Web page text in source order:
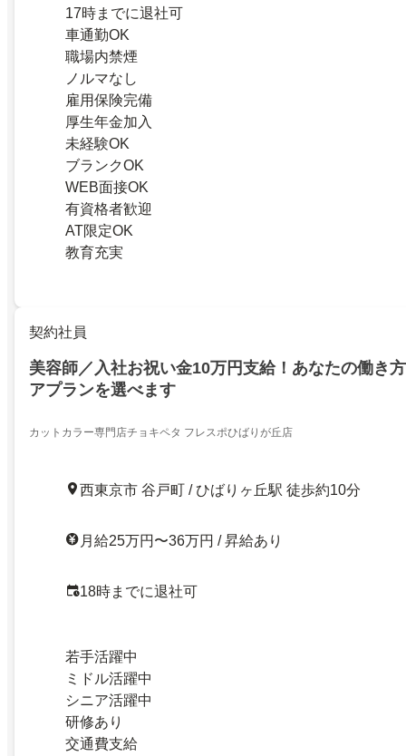
17時までに退社可
車通勤OK
職場内禁煙
ノルマなし
雇用保険完備
厚生年金加入
未経験OK
ブランクOK
WEB面接OK
有資格者歓迎
AT限定OK
教育充実
契約社員
美容師／入社お祝い金10万円支給！あなたの働き
アプランを選べます
カットカラー専門店チョキペタ フレスポひばりが丘店
西東京市 谷戸町 / ひばりヶ丘駅 徒歩約10分
月給25万円〜36万円 / 昇給あり
18時までに退社可
若手活躍中
ミドル活躍中
シニア活躍中
研修あり
交通費支給